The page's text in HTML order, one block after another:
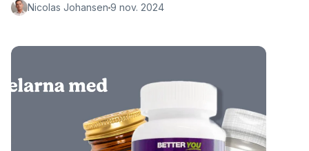
Nicolas Johansen 9 nov. 2024